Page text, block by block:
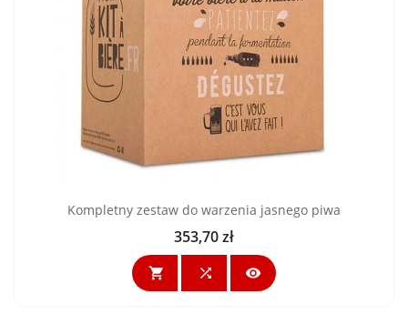
Kompletny zestaw do warzenia jasnego piwa
Cena
353,70 zł
  